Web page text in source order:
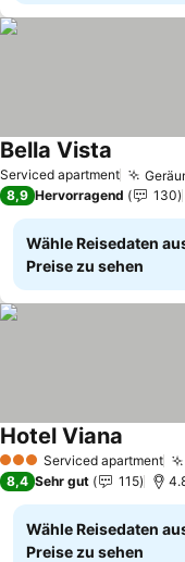
Serviced apartment
Bella Vista
8,9 Hervorragend 130
Wähle Reisedaten
Preise zu sehen
3 SterneServiced apartment
Hotel Viana
8,4 Sehr gut 115
Wähle Reisedaten
Preise zu sehen